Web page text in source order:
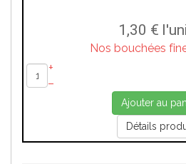
1,30 €
Nos bouchées
+
–
Ajouter au
Détails